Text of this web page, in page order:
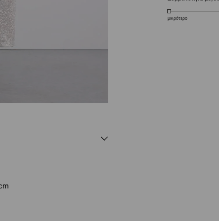
μικρότερο